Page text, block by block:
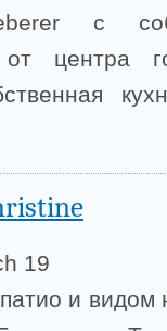
с
центра
19
и видом